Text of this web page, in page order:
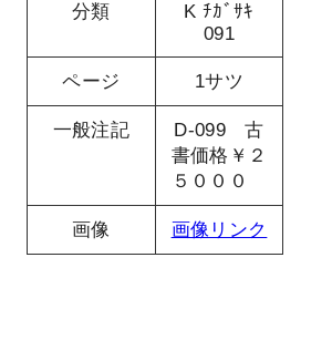
分類
K ﾁｶﾞｻｷ
091
ページ 1サツ
一般注記
D-099 古
書価格￥２
５０００
画像 画像リンク